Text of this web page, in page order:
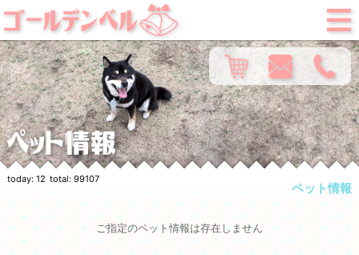
today: 12 total: 99107
ペット情報
ご指定のペット情報は存在しません